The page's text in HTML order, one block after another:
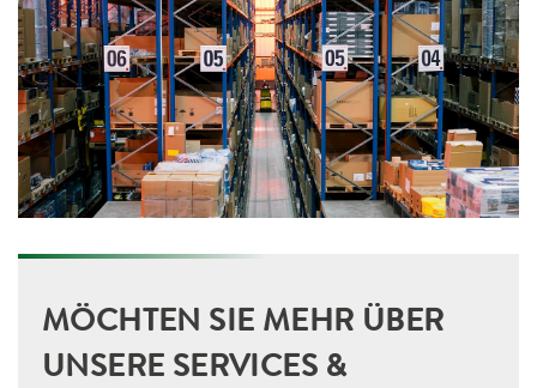
MÖCHTEN SIE MEHR ÜBER
UNSERE SERVICES &